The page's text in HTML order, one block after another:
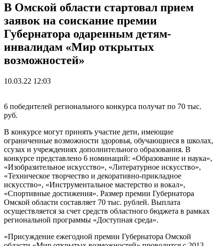
В Омской области стартовал прием
заявок на соискание премии
Губернатора одаренным детям-
инвалидам «Мир открытых
возможностей»
10.03.22 12:03
6 победителей регионального конкурса получат по 70 тыс.
руб.
В конкурсе могут принять участие дети, имеющие
ограниченные возможности здоровья, обучающиеся в школах,
ссузах и учреждениях дополнительного образования. В
конкурсе представлено 6 номинаций: «Образование и наука»,
«Изобразительное искусство», «Литературное искусство»,
«Техническое творчество и декоративно-прикладное
искусство», «Инструментальное мастерство и вокал»,
«Спортивные достижения». Размер премии Губернатора
Омской области составляет 70 тыс. рублей. Выплата
осуществляется за счет средств областного бюджета в рамках
региональной программы «Доступная среда».
«Присуждение ежегодной премии Губернатора Омской